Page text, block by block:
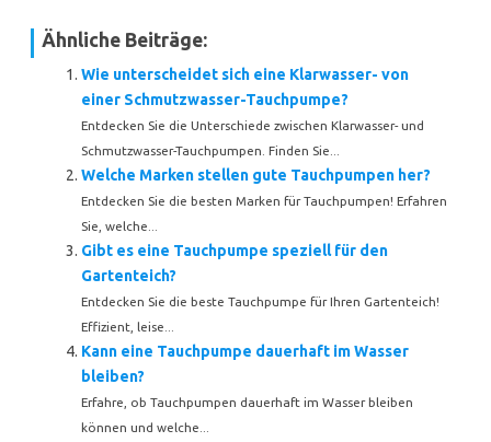
Ähnliche Beiträge:
Wie unterscheidet sich eine Klarwasser- von
einer Schmutzwasser-Tauchpumpe?
Entdecken Sie die Unterschiede zwischen Klarwasser- und
Schmutzwasser-Tauchpumpen. Finden Sie...
Welche Marken stellen gute Tauchpumpen her?
Entdecken Sie die besten Marken für Tauchpumpen! Erfahren
Sie, welche...
Gibt es eine Tauchpumpe speziell für den
Gartenteich?
Entdecken Sie die beste Tauchpumpe für Ihren Gartenteich!
Effizient, leise...
Kann eine Tauchpumpe dauerhaft im Wasser
bleiben?
Erfahre, ob Tauchpumpen dauerhaft im Wasser bleiben
können und welche...